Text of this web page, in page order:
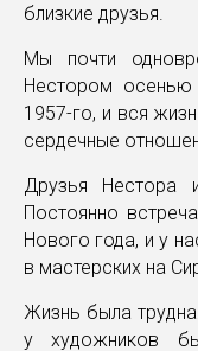
близкие друзья.
Мы почти
Нестором
1957-го, и вся
сердечные
Друзья Нестора
Постоянно
Нового года, и у
в мастерских на
Жизнь была
у художников